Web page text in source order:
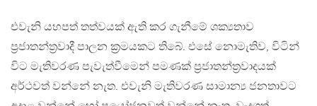
එවැනි යහපත් තත්වයක් ඇති කර ගැනීමේ ශක්‍යතාව
ප‍්‍රජාතන්ත‍්‍රවාදී පාලන ක‍්‍රමයකට තිබේ. එසේ නොමැතිව, විටින්
විට මැතිවරණ පැවැත්වීමෙන් පමණක් ප‍්‍රජාතන්ත‍්‍රවාදයක්
අර්ථවත් වන්නේ නැත. එවැනි මැතිවරණ සාමාන්‍ය ජනතාවට